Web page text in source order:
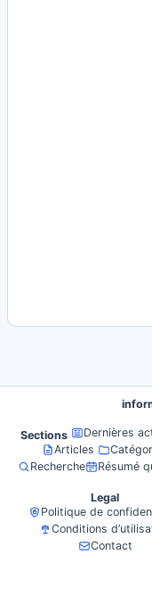
Sections
Dernières
Articles
Recherche
Résumé
Legal
Politique de
Conditions
Contact